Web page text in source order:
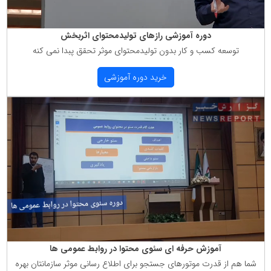
دوره آموزشی رازهای تولیدمحتوای اثربخش
توسعه كسب و كار بدون تولیدمحتوای موثر تحقق پبدا نمی كنه
خرید دوره آموزشی
آموزش حرفه ای سئوی محتوا در روابط عمومی ها
شما هم از قدرت موتورهای جستجو برای اطلاع رسانی موثر سازمانتان بهره